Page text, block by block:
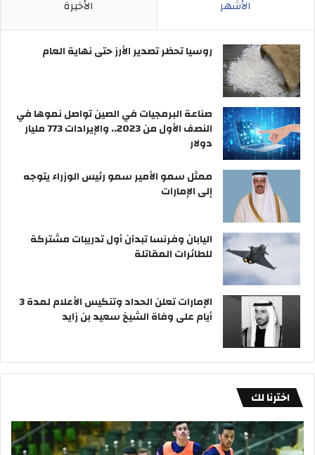
الأشهر الأخيرة
روسيا تحظر تصدير الأرز حتى نهاية العام
صناعة البرمجيات في الصين تواصل نموها في
النصف الأول من 2023.. والإيرادات 773 مليار
دولار
ممثل سمو الأمير سمو رئيس الوزراء يتوجه
إلى الإمارات
اليابان وفرنسا تبدآن أول تدريبات مشتركة
للطائرات المقاتلة
الإمارات تعلن الحداد وتنكيس الأعلام لمدة 3
أيام على وفاة الشيخ سعيد بن زايد
اخترنا لك
«
ا